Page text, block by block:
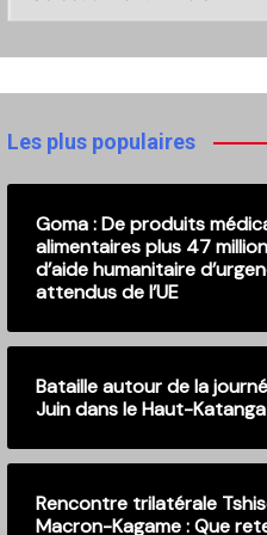
anciennes
publications
Les plus populaires
Goma : De produits
alimentaires plus 47
d’aide humanitaire
attendus de l’UE
Bataille autour de la
Juin dans le Haut-Katanga
Rencontre trilatérale
Macron-Kagame : Que